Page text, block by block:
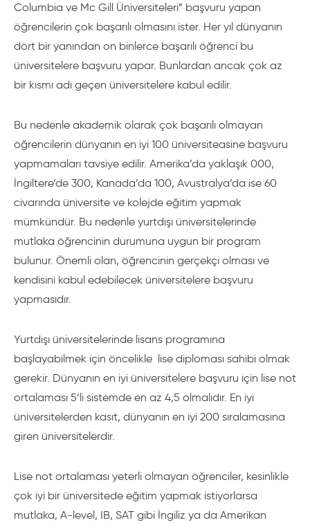
Columbia ve Mc Gill Üniversiteleri” başvuru yapan
öğrencilerin çok başarılı olmasını ister. Her yıl dünyanın
dört bir yanından on binlerce başarılı öğrenci bu
üniversitelere başvuru yapar. Bunlardan ancak çok az
bir kısmı adı geçen üniversitelere kabul edilir.
Bu nedenle akademik olarak çok başarılı olmayan
öğrencilerin dünyanın en iyi 100 üniversiteasine başvuru
yapmamaları tavsiye edilir. Amerika’da yaklaşık 000,
İngiltere’de 300, Kanada’da 100, Avustralya’da ise 60
civarında üniversite ve kolejde eğitim yapmak
mümkündür. Bu nedenle yurtdışı üniversitelerinde
mutlaka öğrencinin durumuna uygun bir program
bulunur. Önemli olan, öğrencinin gerçekçi olması ve
kendisini kabul edebilecek üniversitelere başvuru
yapmasıdır.
Yurtdışı üniversitelerinde lisans programına
başlayabilmek için öncelikle lise diploması sahibi olmak
gerekir. Dünyanın en iyi üniversitelere başvuru için lise not
ortalaması 5’li sistemde en az 4,5 olmalıdır. En iyi
üniversitelerden kasıt, dünyanın en iyi 200 sıralamasına
giren üniversitelerdir.
Lise not ortalaması yeterli olmayan öğrenciler, kesinlikle
çok iyi bir üniversitede eğitim yapmak istiyorlarsa
mutlaka, A-level, IB, SAT gibi İngiliz ya da Amerikan